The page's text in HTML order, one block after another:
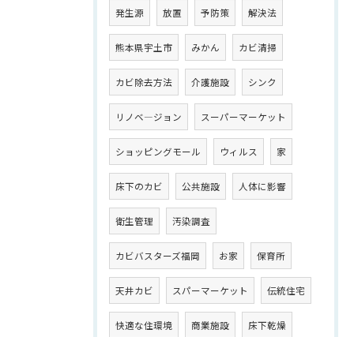
発生源 放置 予防策 解決法
熊本県宇土市 みかん カビ清掃
カビ除去方法 介護施設 シンク
リノベ―ジョン スーパーマーケット
ショッピングモール ウィルス 家
床下のカビ 公共施設 人体に影響
衛生管理 汚染調査
カビバスターズ福岡 お家 保育所
天井カビ スパーマーケット 伝統住宅
快適な住環境 商業施設 床下乾燥